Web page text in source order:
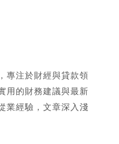
專注於財經與貸款領
用的財務建議與最新
業經驗，文章深入淺